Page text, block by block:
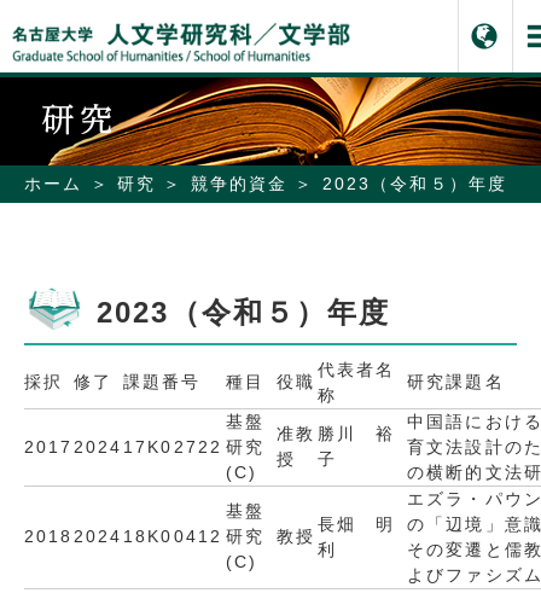
ホーム 研究 競争的資金 2023（令和５）年度
2023（令和５）年度
採択 修了 課題番号 種目 役職
代表者名
称
研究課題名
2017 2024 17K02722
基盤
研究
(C)
准教
授
勝川 裕
子
中国語におけ
育文法設計の
の横断的文法
2018 2024 18K00412
基盤
研究
(C)
教授
長畑 明
利
エズラ・パウ
の「辺境」意
その変遷と儒
よびファシズ